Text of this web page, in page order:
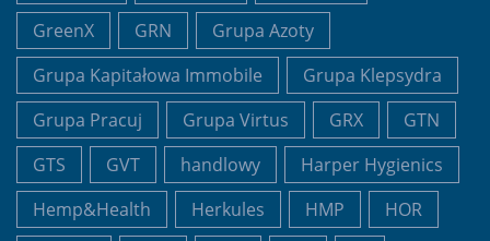
GreenX
GRN
Grupa Azoty
Grupa Kapitałowa Immobile
Grupa Klepsydra
Grupa Pracuj
Grupa Virtus GRX
GTN
GTS
GVT handlowy
Harper Hygienics
Hemp&Health
Herkules HMP
HOR